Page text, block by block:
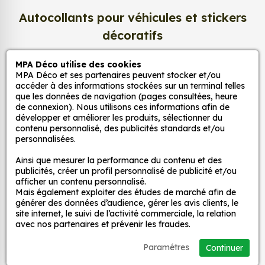
adaptez la décoration d’une pièce, d’une voiture,
d’un meuble, d’une porte et de toute autre surface,
Quels sont les avantages de nos stickers
décoration ?
Une grande variété de motifs et de couleurs :
nos Autocollant WC Abstrait Illustration 2 sont
disponibles dans une large gamme de motifs et
de couleurs, ce qui vous permet de trouver le
sticker parfait pour votre décoration.
Une installation facile : nos stickers sont faciles
à installer, même pour les débutants. Il suffit de
les décoller de leur support et de les coller sur
la surface souhaitée. Vous pouvez vous aider
d’une raclette si besoin.
Une durabilité élevée : nos stickers sont
fabriqués à partir de matériaux de haute
Autocollants pour véhicules et stickers
décoratifs
MPA Déco
Nos services
Nos sites
Mon Compte
Aide
MPA Déco utilise des cookies
MPA Déco et ses partenaires peuvent stocker et/ou
accéder à des informations stockées sur un terminal telles
que les données de navigation (pages consultées, heure
de connexion). Nous utilisons ces informations afin de
développer et améliorer les produits, sélectionner du
contenu personnalisé, des publicités standards et/ou
personnalisées.
Ainsi que mesurer la performance du contenu et des
publicités, créer un profil personnalisé de publicité et/ou
afficher un contenu personnalisé.
Mais également exploiter des études de marché afin de
générer des données d’audience, gérer les avis clients, le
site internet, le suivi de l’activité commerciale, la relation
avec nos partenaires et prévenir les fraudes.
Continuer
Paramétres